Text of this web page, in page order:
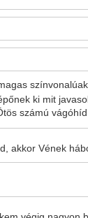
ki mit
számú
akkor Vének